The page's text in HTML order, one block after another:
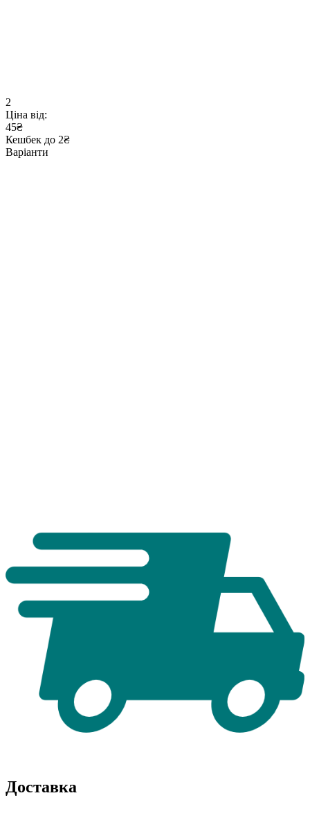
2
Ціна від:
45₴
Кешбек до 2₴
Варіанти
Доставка